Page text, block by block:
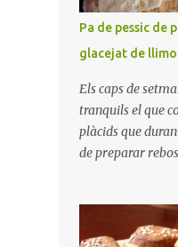
Pa de pessic de
glacejat de
Els caps de
tranquils el que
plàcids que
de preparar
que a casa ens
poguéssim